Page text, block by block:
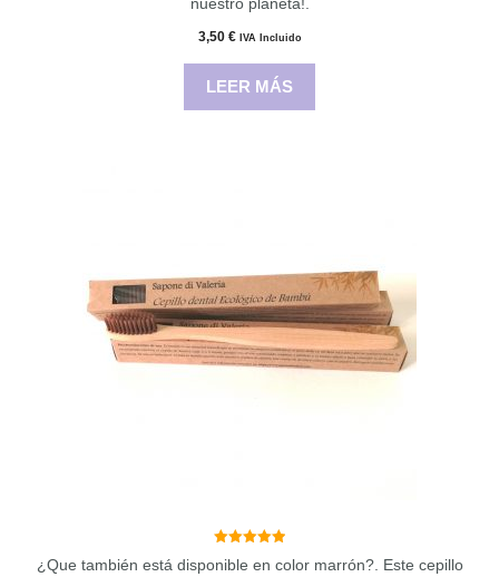
3,50 € IVA Incluido
LEER MÁS
de 5
¿Que también está disponible en color marrón?. Este cepillo